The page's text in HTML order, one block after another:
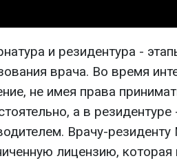
и резидентура -
врача. Во время
не имея права
а в
Врачу-
лицензию,